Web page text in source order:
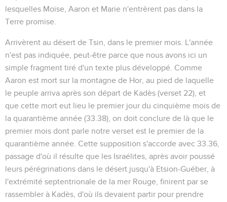
lesquelles Moïse, Aaron et Marie n'entrèrent pas dans la
Terre promise.
Arrivèrent au désert de Tsin, dans le premier mois . L'année
n'est pas indiquée, peut-être parce que nous avons ici un
simple fragment tiré d'un texte plus développé. Comme
Aaron est mort sur la montagne de Hor, au pied de laquelle
le peuple arriva après son départ de Kadès (verset 22), et
que cette mort eut lieu le premier jour du cinquième mois de
la quarantième année (33.38), on doit conclure de là que le
premier mois dont parle notre verset est le premier de la
quarantième année. Cette supposition s'accorde avec 33.36
passage d'où il résulte que les Israélites, après avoir poussé
leurs pérégrinations dans le désert jusqu'à Etsion-Guéber, à
l'extrémité septentrionale de la mer Rouge, finirent par se
rassembler à Kadès, d'où ils devaient partir pour prendre